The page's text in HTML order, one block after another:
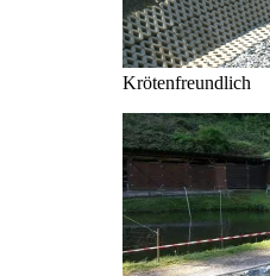
Krötenfreundlich